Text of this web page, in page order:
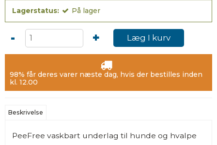
Lagerstatus: På lager
- + Læg I kurv
98% får deres varer næste dag, hvis der bestilles inden
kl. 12.00
Beskrivelse
PeeFree vaskbart underlag til hunde og hvalpe